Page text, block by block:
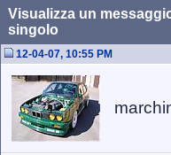
Visualizza un
singolo
12-04-07, 10:55 PM